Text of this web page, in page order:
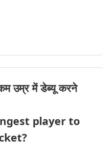
उम्र में डेब्यू करने
player to